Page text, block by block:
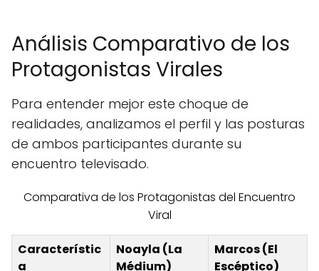
Análisis Comparativo de los
Protagonistas Virales
Para entender mejor este choque de
realidades, analizamos el perfil y las posturas
de ambos participantes durante su
encuentro televisado.
Comparativa de los Protagonistas del Encuentro
Viral
Característic
a
Noayla (La
Médium)
Marcos (El
Escéptico)